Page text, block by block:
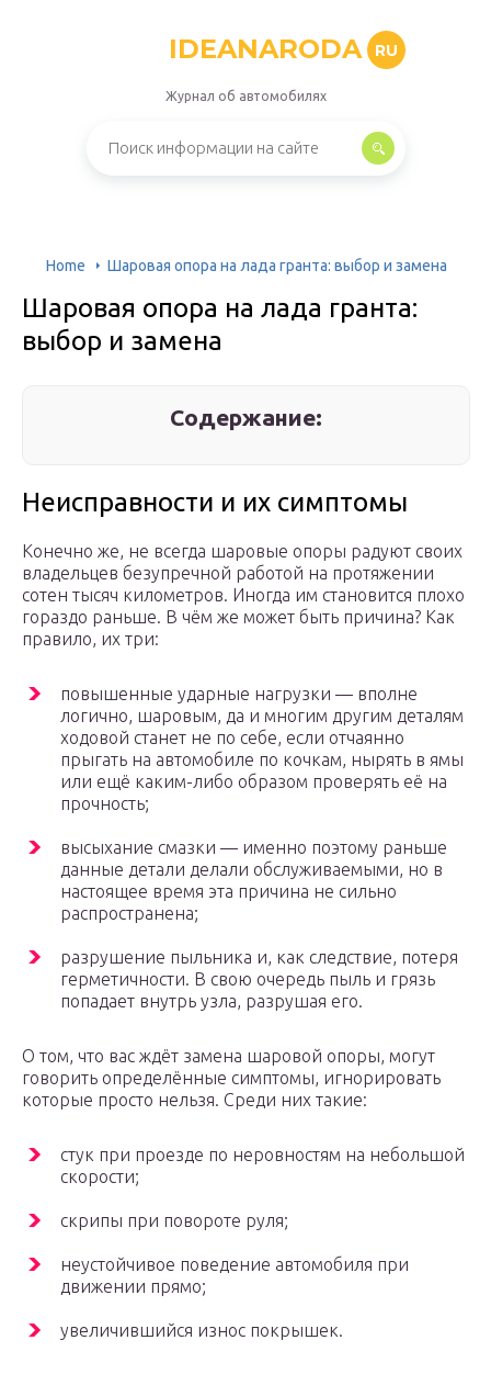
IDEANARODA RU
Журнал об автомобилях
Home Шаровая опора на лада гранта: выбор и замена
Шаровая опора на лада гранта:
выбор и замена
Содержание:
Неисправности и их симптомы
Конечно же, не всегда шаровые опоры радуют своих
владельцев безупречной работой на протяжении
сотен тысяч километров. Иногда им становится плохо
гораздо раньше. В чём же может быть причина? Как
правило, их три:
повышенные ударные нагрузки — вполне
логично, шаровым, да и многим другим деталям
ходовой станет не по себе, если отчаянно
прыгать на автомобиле по кочкам, нырять в ямы
или ещё каким-либо образом проверять её на
прочность;
высыхание смазки — именно поэтому раньше
данные детали делали обслуживаемыми, но в
настоящее время эта причина не сильно
распространена;
разрушение пыльника и, как следствие, потеря
герметичности. В свою очередь пыль и грязь
попадает внутрь узла, разрушая его.
О том, что вас ждёт замена шаровой опоры, могут
говорить определённые симптомы, игнорировать
которые просто нельзя. Среди них такие:
стук при проезде по неровностям на небольшой
скорости;
скрипы при повороте руля;
неустойчивое поведение автомобиля при
движении прямо;
увеличившийся износ покрышек.